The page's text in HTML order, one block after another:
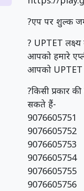
?एप पर शुल्क
? UPTET
आपको हमारे
आपको UPTET
?किसी प्रकार
सकते हैं-
9076605751
9076605752
9076605753
9076605754
9076605755
9076605756